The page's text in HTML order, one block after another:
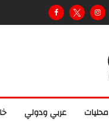
عربي ودولي محليات